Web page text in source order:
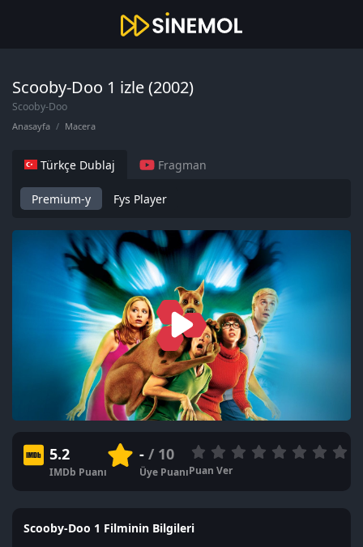
Scooby-Doo 1 izle (2002)
Scooby-Doo
Anasayfa Macera
Türkçe Dublaj Fragman
Premium-y Fys Player
5.2
IMDb Puanı
-/ 10
Üye PuanıPuan Ver
Scooby-Doo 1 Filminin Bilgileri